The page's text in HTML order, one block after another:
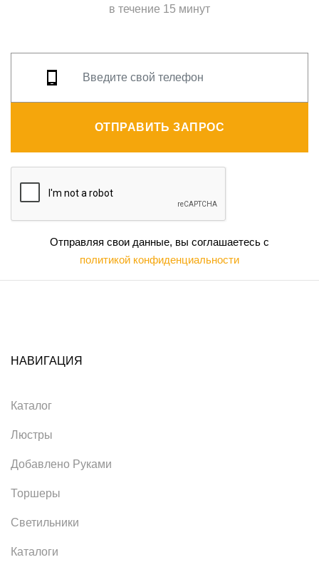
в течение 15 минут
ОТПРАВИТЬ ЗАПРОС
Отправляя свои данные, вы соглашаетесь с
политикой конфиденциальности
НАВИГАЦИЯ
Каталог
Люстры
Добавлено Руками
Торшеры
Светильники
Каталоги